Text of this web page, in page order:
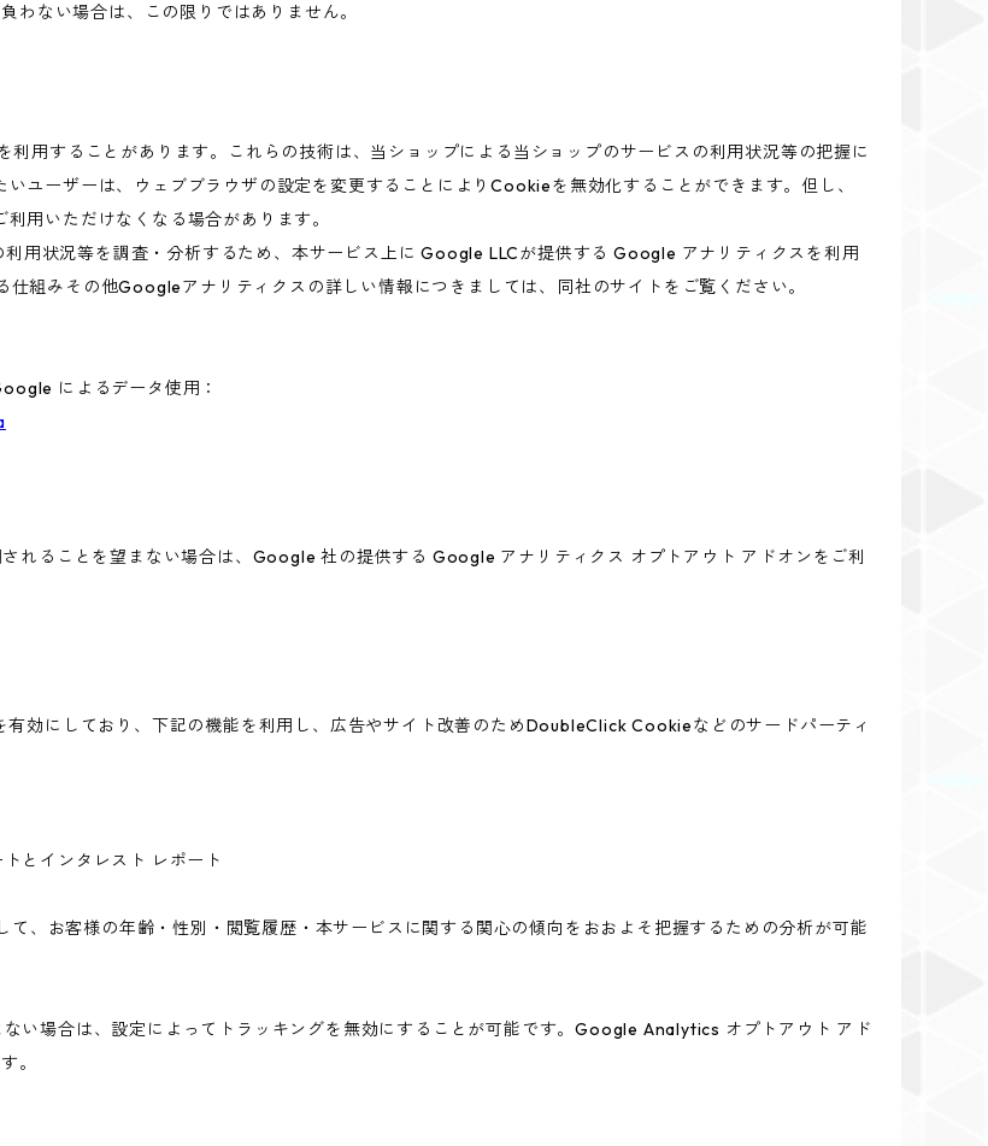
わない場合は、この限りではありません。
用することがあります。これらの技術は、当ショップによる当ショップのサービスの利用状況等の把握に
ユーザーは、ウェブブラウザの設定を変更することによりCookieを無効化することができます。但し、
用いただけなくなる場合があります。
用状況等を調査・分析するため、本サービス上に Google LLCが提供する Google アナリティクスを利用
組みその他Googleアナリティクスの詳しい情報につきましては、同社のサイトをご覧ください。
によるデータ使用：
れることを望まない場合は、Google 社の提供する Google アナリティクス オプトアウト アドオンをご利
効にしており、下記の機能を利用し、広告やサイト改善のためDoubleClick Cookieなどのサードパーティ
とインタレスト レポート
、お客様の年齢・性別・閲覧履歴・本サービスに関する関心の傾向をおおよそ把握するための分析が可能
い場合は、設定によってトラッキングを無効にすることが可能です。Google Analytics オプトアウト アド
。